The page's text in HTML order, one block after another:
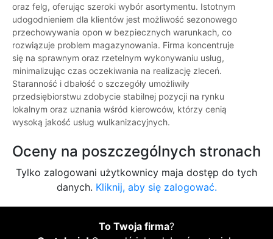
oraz felg, oferując szeroki wybór asortymentu. Istotnym
udogodnieniem dla klientów jest możliwość sezonowego
przechowywania opon w bezpiecznych warunkach, co
rozwiązuje problem magazynowania. Firma koncentruje
się na sprawnym oraz rzetelnym wykonywaniu usług,
minimalizując czas oczekiwania na realizację zleceń.
Staranność i dbałość o szczegóły umożliwiły
przedsiębiorstwu zdobycie stabilnej pozycji na rynku
lokalnym oraz uznania wśród kierowców, którzy cenią
wysoką jakość usług wulkanizacyjnych.
Oceny na poszczególnych stronach
Tylko zalogowani użytkownicy maja dostęp do tych
danych. Kliknij, aby się zalogować.
To Twoja firma?